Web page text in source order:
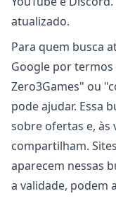
atualizado.
Para quem busca
Google por
Zero3Games" ou
pode ajudar. Essa
sobre ofertas e, às
compartilham.
aparecem nessas
a validade, podem